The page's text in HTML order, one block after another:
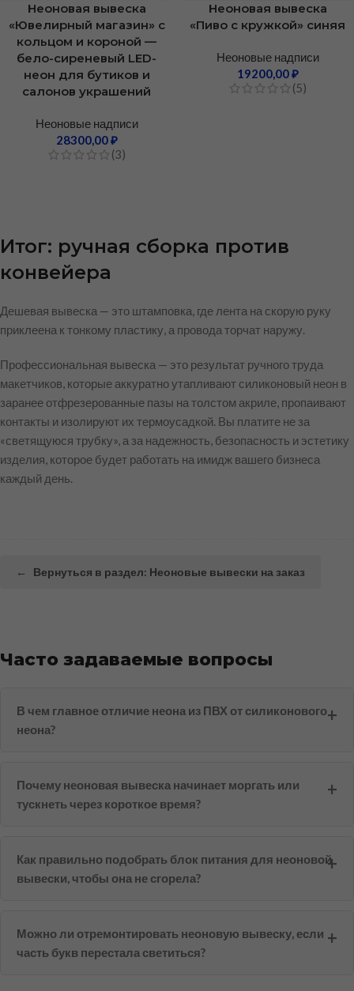
Неоновая вывеска
«Ювелирный магазин» с
кольцом и короной —
бело-сиреневый LED-
неон для бутиков и
салонов украшений
Неоновые надписи
28300,00₽
(3)
Неоновая вывеска
«Пиво с кружкой» синяя
Неоновые надписи
19200,00₽
(5)
Итог: ручная сборка против
конвейера
Дешевая вывеска — это штамповка, где лента на скорую руку
приклеена к тонкому пластику, а провода торчат наружу.
Профессиональная вывеска — это результат ручного труда
макетчиков, которые аккуратно утапливают силиконовый неон в
заранее отфрезерованные пазы на толстом акриле, пропаивают
контакты и изолируют их термоусадкой. Вы платите не за
«светящуюся трубку», а за надежность, безопасность и эстетику
изделия, которое будет работать на имидж вашего бизнеса
каждый день.
← Вернуться в раздел: Неоновые вывески на заказ
Часто задаваемые вопросы
В чем главное отличие неона из ПВХ от силиконового
неона?
Почему неоновая вывеска начинает моргать или
тускнеть через короткое время?
Как правильно подобрать блок питания для неоновой
вывески, чтобы она не сгорела?
Можно ли отремонтировать неоновую вывеску, если
часть букв перестала светиться?